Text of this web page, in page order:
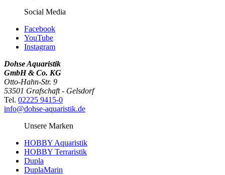
Social Media
Facebook
YouTube
Instagram
Dohse Aquaristik
GmbH & Co. KG
Otto-Hahn-Str. 9
53501 Grafschaft - Gelsdorf
Tel. 02225 9415-0
info@dohse-aquaristik.de
Unsere Marken
HOBBY Aquaristik
HOBBY Terraristik
Dupla
DuplaMarin